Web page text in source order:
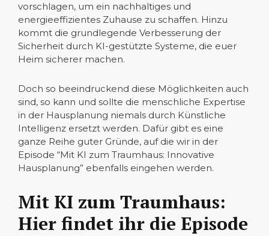
vorschlagen, um ein nachhaltiges und
energieeffizientes Zuhause zu schaffen. Hinzu
kommt die grundlegende Verbesserung der
Sicherheit durch KI-gestützte Systeme, die euer
Heim sicherer machen.
Doch so beeindruckend diese Möglichkeiten auch
sind, so kann und sollte die menschliche Expertise
in der Hausplanung niemals durch Künstliche
Intelligenz ersetzt werden. Dafür gibt es eine
ganze Reihe guter Gründe, auf die wir in der
Episode “Mit KI zum Traumhaus: Innovative
Hausplanung” ebenfalls eingehen werden.
Mit KI zum Traumhaus:
Hier findet ihr die Episode